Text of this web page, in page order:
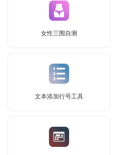
女性三围自测
文本添加行号工具